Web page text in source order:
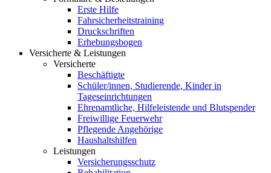
Erste Hilfe
Fahrsicherheitstraining
Druckschriften
Erhebungsbogen
Versicherte & Leistungen
Versicherte
Beschäftigte
Schüler/innen, Studierende, Kinder in
Tageseinrichtungen
Ehrenamtliche, Hilfeleistende und Blutspender
Freiwillige Feuerwehr
Pflegende Angehörige
Haushaltshilfen
Leistungen
Versicherungsschutz